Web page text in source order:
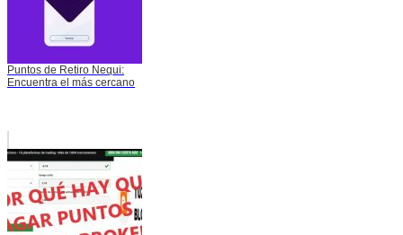
Puntos de Retiro Nequi:
Encuentra el más cercano